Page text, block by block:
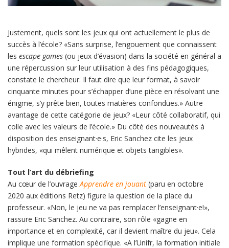
Justement, quels sont les jeux qui ont actuellement le plus de
succès à l’école? «Sans surprise, l’engouement que connaissent
les escape games (ou jeux d’évasion) dans la société en général a
une répercussion sur leur utilisation à des fins pédagogiques,
constate le chercheur. Il faut dire que leur format, à savoir
cinquante minutes pour s’échapper d’une pièce en résolvant une
énigme, s’y prête bien, toutes matières confondues.» Autre
avantage de cette catégorie de jeux? «Leur côté collaboratif, qui
colle avec les valeurs de l’école.» Du côté des nouveautés à
disposition des enseignant·e·s, Eric Sanchez cite les jeux
hybrides, «qui mêlent numérique et objets tangibles».
Tout l’art du débriefing
Au cœur de l’ouvrageApprendre en jouant (paru en octobre
2020 aux éditions Retz) figure la question de la place du
professeur. «Non, le jeu ne va pas remplacer l’enseignant·e!»,
rassure Eric Sanchez. Au contraire, son rôle «gagne en
importance et en complexité, car il devient maître du jeu». Cela
implique une formation spécifique. «A l’Unifr, la formation initiale